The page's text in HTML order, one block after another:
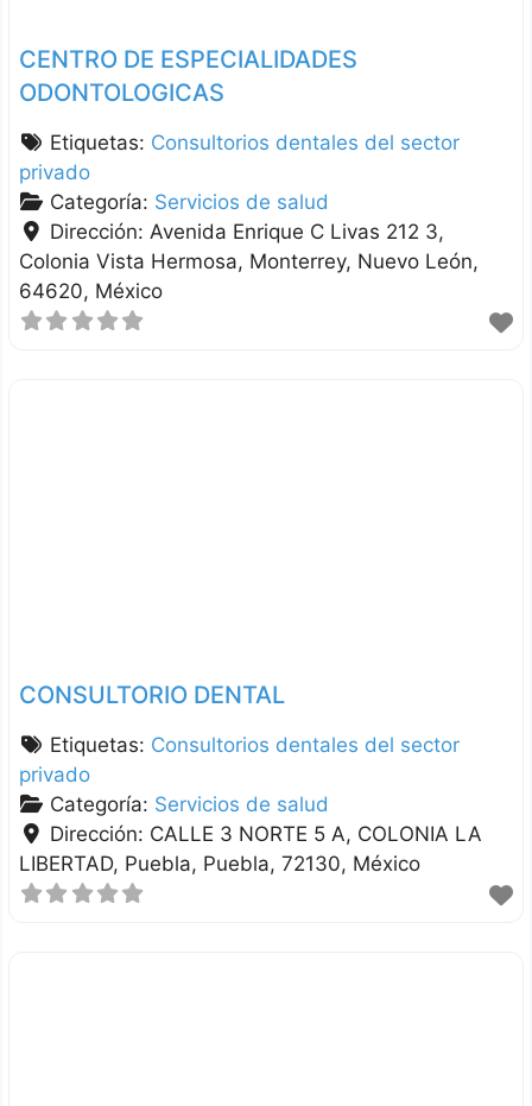
CENTRO DE ESPECIALIDADES
ODONTOLOGICAS
Etiquetas: Consultorios dentales del sector
privado
Categoría: Servicios de salud
Dirección: Avenida Enrique C Livas 212 3,
Colonia Vista Hermosa Monterrey Nuevo León
64620 México
CONSULTORIO DENTAL
Etiquetas: Consultorios dentales del sector
privado
Categoría: Servicios de salud
Dirección: CALLE 3 NORTE 5 A, COLONIA LA
LIBERTAD Puebla Puebla 72130 México